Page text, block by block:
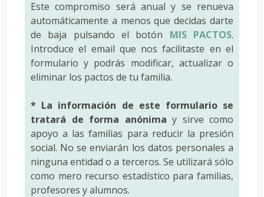
Este compromiso será anual y se renueva
automáticamente a menos que decidas darte
de baja pulsando el botón MIS PACTOS.
Introduce el email que nos facilitaste en el
formulario y podrás modificar, actualizar o
eliminar los pactos de tu familia.
* La información de este formulario se
tratará de forma anónima y sirve como
apoyo a las familias para reducir la presión
social. No se enviarán los datos personales a
ninguna entidad o a terceros. Se utilizará sólo
como mero recurso estadístico para familias,
profesores y alumnos.